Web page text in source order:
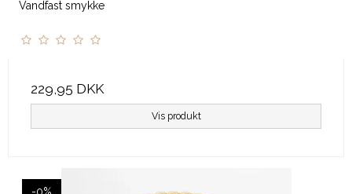
Vandfast smykke
229,95 DKK
Vis produkt